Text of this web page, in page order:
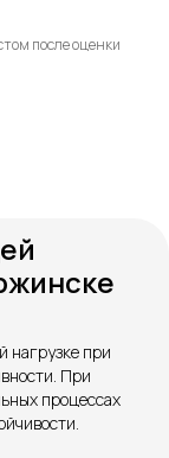
после оценки
нагрузке при
При
процессах